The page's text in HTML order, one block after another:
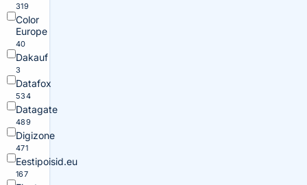
319
Color
Europe
40
Dakauf
3
Datafox
534
Datagate
489
Digizone
471
Eestipoisid.eu
167